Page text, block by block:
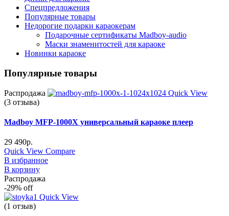
Спецпредложения
Популярные товары
Недорогие подарки караокерам
Подарочные сертификаты Madboy-audio
Маски знаменитостей для караоке
Новинки караоке
Популярные товары
Распродажа
Quick View
(3 отзыва)
Madboy MFP-1000X универсальный караоке плеер
29 490р.
Quick View Compare
В избранное
В корзину
Распродажа
-29% off
Quick View
(1 отзыв)